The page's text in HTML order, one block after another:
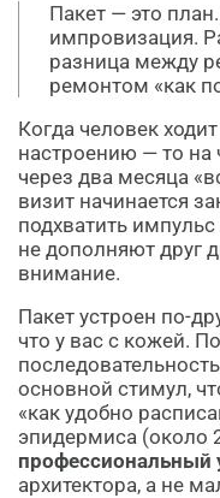
Пакет — это
импровизация.
разница между
ремонтом «как
Когда человек
настроению — то на
через два месяца
визит начинается
подхватить
не дополняют друг
внимание.
Пакет устроен по-
что у вас с кожей.
основной стимул,
«как удобно
эпидермиса (около
профессиональный
архитектора, а не